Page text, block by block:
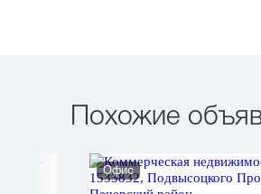
Похожие
Офис